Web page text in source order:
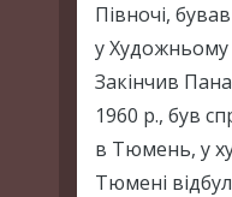
Півночі,
у Художньому
Закінчив
1960 р., був
в Тюмень, у
Тюмені